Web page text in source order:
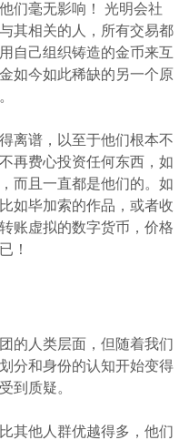
们毫无影响！ 光明会社
其相关的人，所有交易都
自己组织铸造的金币来互
如今如此稀缺的另一个原
离谱，以至于他们根本不
再费心投资任何东西，如
而且一直都是他们的。如
如毕加索的作品，或者收
账虚拟的数字货币，价格
！
的人类层面，但随着我们
分和身份的认知开始变得
到质疑。
其他人群优越得多，他们